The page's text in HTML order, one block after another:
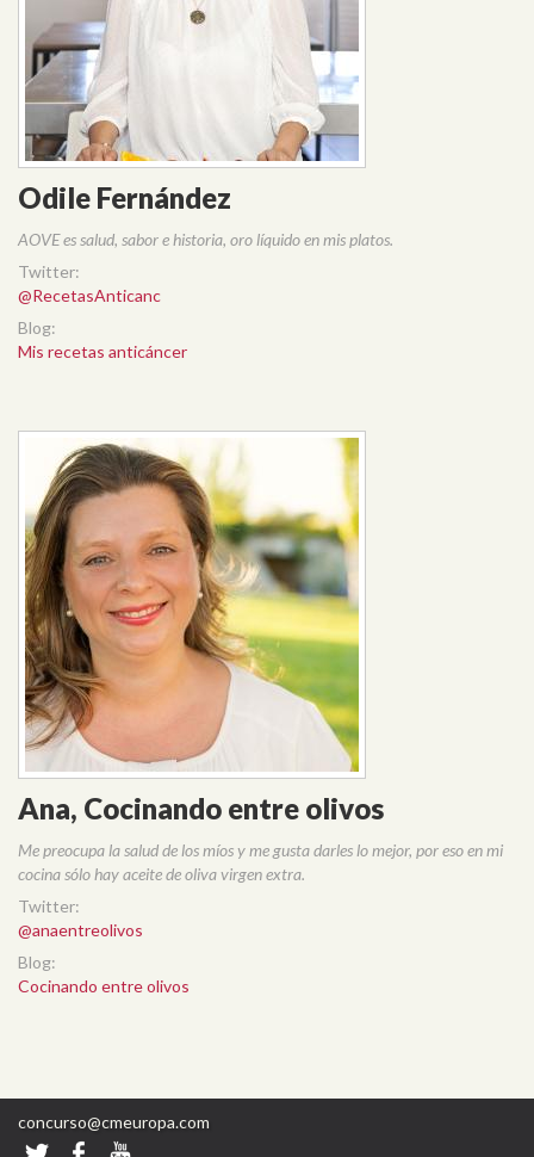
Odile Fernández
AOVE es salud, sabor e historia, oro líquido en mis platos.
Twitter:
@RecetasAnticanc
Blog:
Mis recetas anticáncer
Ana, Cocinando entre olivos
Me preocupa la salud de los míos y me gusta darles lo mejor, por eso en mi
cocina sólo hay aceite de oliva virgen extra.
Twitter:
@anaentreolivos
Blog:
Cocinando entre olivos
concurso@cmeuropa.com